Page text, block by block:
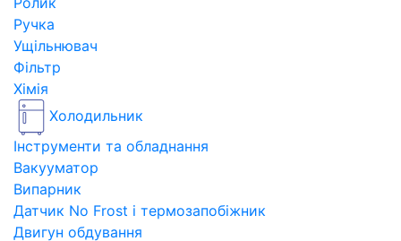
Ручка
Ущільнювач
Фільтр
Хімія
Холодильник
Інструменти та обладнання
Вакууматор
Випарник
Датчик No Frost і термозапобіжник
Двигун обдування